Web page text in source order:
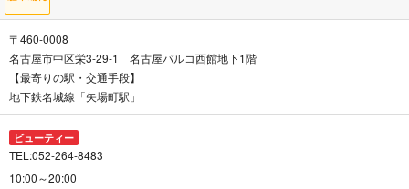
〒460-0008
名古屋市中区栄3-29-1 名古屋パルコ西館地下1階
【最寄りの駅・交通手段】
地下鉄名城線「矢場町駅」
ビューティー
TEL:052-264-8483
10:00～20:00